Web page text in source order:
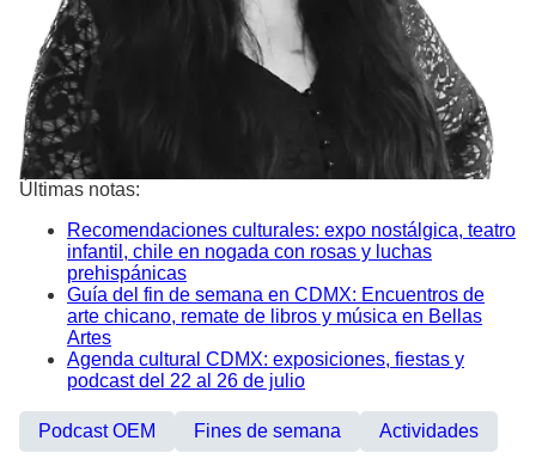
Últimas notas:
Recomendaciones culturales: expo nostálgica, teatro
infantil, chile en nogada con rosas y luchas
prehispánicas
Guía del fin de semana en CDMX: Encuentros de
arte chicano, remate de libros y música en Bellas
Artes
Agenda cultural CDMX: exposiciones, fiestas y
podcast del 22 al 26 de julio
Podcast OEM Fines de semana Actividades